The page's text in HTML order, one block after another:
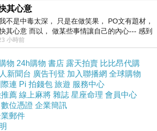
其心意
不是中毒太深， 只是在做笑果， PO文有題材，
其心意 而以， 做某些事情讓自己的內心--- 感到
快。
小時前
物 24h購物 書店 露天拍賣 比比昂代購
新聞台 廣告刊登 加入聯播網 全球購物
際連 Pi 拍錢包 旅遊 服務中心
薦 線上麻將 雜誌 星座命理 會員中心
數位憑證 企業簡訊
郵件